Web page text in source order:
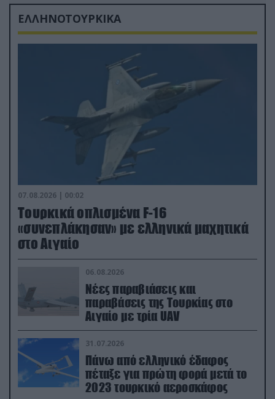
ΕΛΛΗΝΟΤΟΥΡΚΙΚΑ
07.08.2026 | 00:02
Τουρκικά οπλισμένα F-16
«συνεπλάκησαν» με ελληνικά μαχητικά
στο Αιγαίο
06.08.2026
Νέες παραβιάσεις και
παραβάσεις της Τουρκίας στο
Αιγαίο με τρία UAV
31.07.2026
Πάνω από ελληνικό έδαφος
πέταξε για πρώτη φορά μετά το
2023 τουρκικό αεροσκάφος